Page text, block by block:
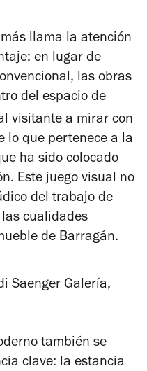
llama la atención
en lugar de
las obras
del espacio de
visitante a mirar con
lo que pertenece a la
ha sido colocado
Este juego visual no
del trabajo de
las cualidades
de Barragán.
también se
clave: la estancia